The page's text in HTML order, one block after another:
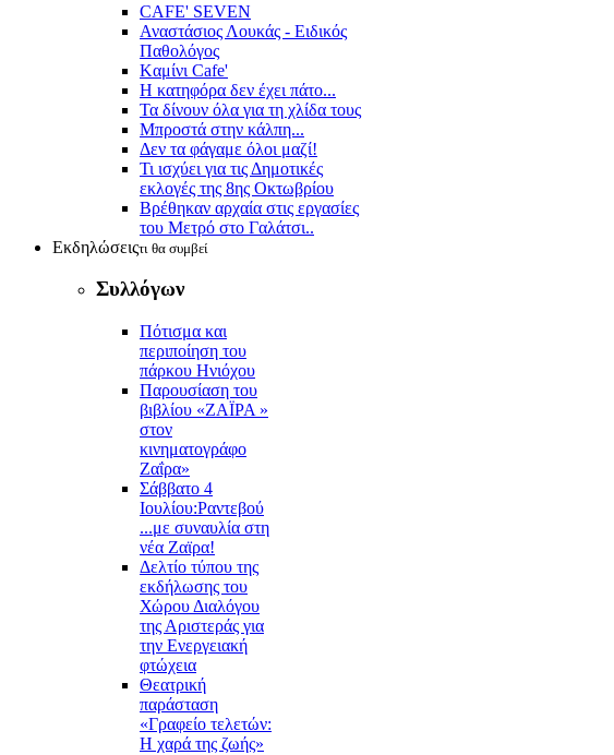
CAFE' SEVEN
Αναστάσιος Λουκάς - Ειδικός
Παθολόγος
Kαμίνι Cafe'
Η κατηφόρα δεν έχει πάτο...
Τα δίνουν όλα για τη χλίδα τους
Μπροστά στην κάλπη...
Δεν τα φάγαμε όλοι μαζί!
Τι ισχύει για τις Δημοτικές
εκλογές της 8ης Οκτωβρίου
Βρέθηκαν αρχαία στις εργασίες
του Μετρό στο Γαλάτσι..
Εκδηλώσειςτι θα συμβεί
Συλλόγων
Πότισμα και
περιποίηση του
πάρκου Ηνιόχου
Παρουσίαση του
βιβλίου «ΖΑΪΡΑ »
στον
κινηματογράφο
Ζαΐρα»
Σάββατο 4
Ιουλίου:Ραντεβού
...με συναυλία στη
νέα Ζαϊρα!
Δελτίο τύπου της
εκδήλωσης του
Χώρου Διαλόγου
της Αριστεράς για
την Ενεργειακή
φτώχεια
Θεατρική
παράσταση
«Γραφείο τελετών:
Η χαρά της ζωής»